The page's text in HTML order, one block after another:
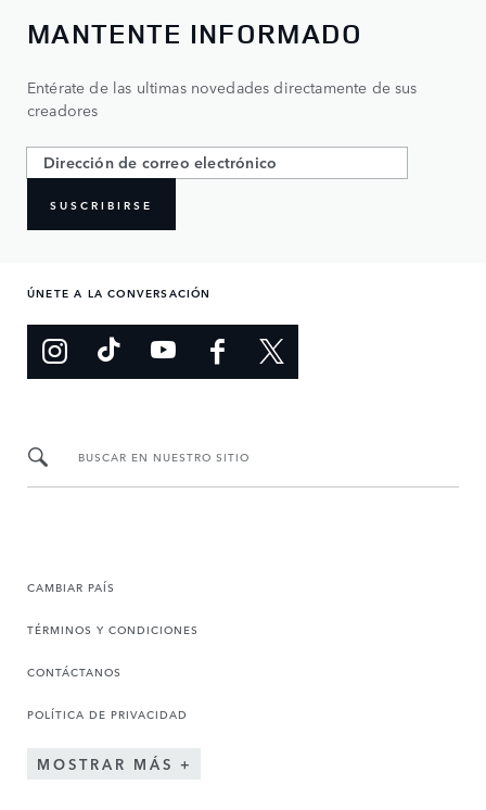
MANTENTE INFORMADO
Entérate de las ultimas novedades directamente de sus
creadores
SUSCRIBIRSE
ÚNETE A LA CONVERSACIÓN
BUSCAR EN NUESTRO SITIO
CAMBIAR PAÍS
TÉRMINOS Y CONDICIONES
CONTÁCTANOS
POLÍTICA DE PRIVACIDAD
MOSTRAR MÁS